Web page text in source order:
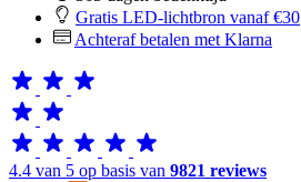
Gratis LED-lichtbron vanaf €30
Achteraf betalen met Klarna
4.4 van 5 op basis van 9821 reviews